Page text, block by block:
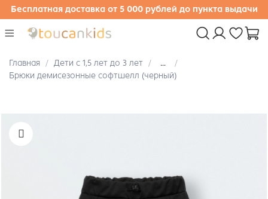
Бесплатная доставка от 5 000 рублей до пункта выдачи
Главная Дети с 1,5 лет до 3 лет
...
Брюки демисезонные софтшелл (черный)